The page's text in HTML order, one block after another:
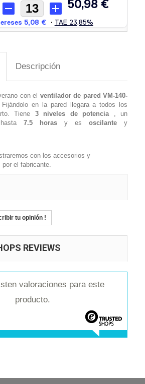
Descripción
con el ventilador de pared VM-140-
en la pared llegara a todos los
Tiene 3 niveles de potencia, un
7.5 horas y es oscilante y
con los accesorios y
el fabricante.
tu opinión !
REVIEWS
valoraciones para este
producto.